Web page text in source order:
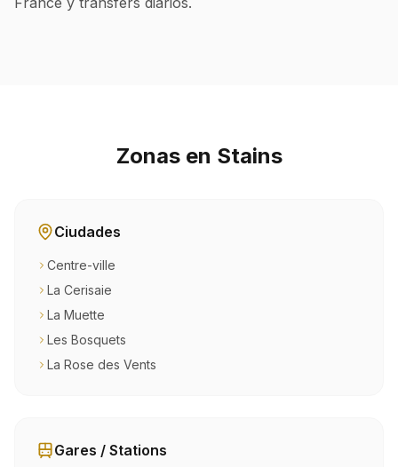
Zonas en Stains
Ciudades
Centre-ville
La Cerisaie
La Muette
Les Bosquets
La Rose des Vents
Gares / Stations